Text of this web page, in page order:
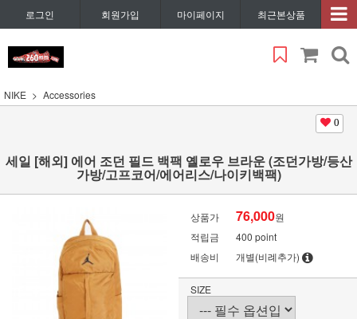
로그인 회원가입 마이페이지 최근본상품
NIKE Accessories
0
세일 [해외] 에어 조던 필드 백팩 옐로우 브라운 (조던가방/등산
가방/고프코어/에어리스/나이키백팩)
상품가 76,000원
적립금
400 point
배송비
개별(비례추가)
SIZE